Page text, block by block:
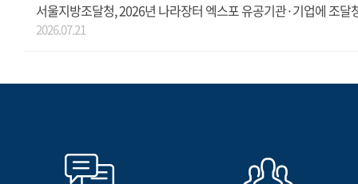
서울지방조달청, 2026년 나라장터 엑스포 유공기관·기업에 조달
2026.07.21